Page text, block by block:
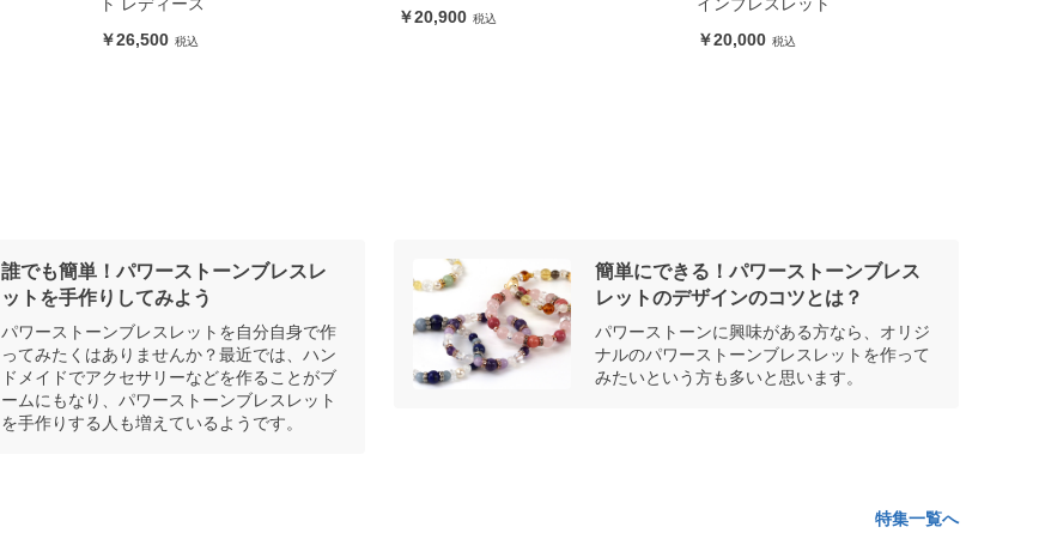
20,900
8,700
誰でも簡単！パワーストーンブレスレ
ットを手作りしてみよう
パワーストーンブレスレットを自分自身で作
ってみたくはありませんか？最近では、ハン
ドメイドでアクセサリーなどを作ることがブ
ームにもなり、パワーストーンブレスレット
を手作りする人も増えているようです。
簡単にできる！パワーストーンブレス
レットのデザインのコツとは？
パワーストーンに興味がある方なら、オリジ
ナルのパワーストーンブレスレットを作って
みたいという方も多いと思います。
特集一覧へ